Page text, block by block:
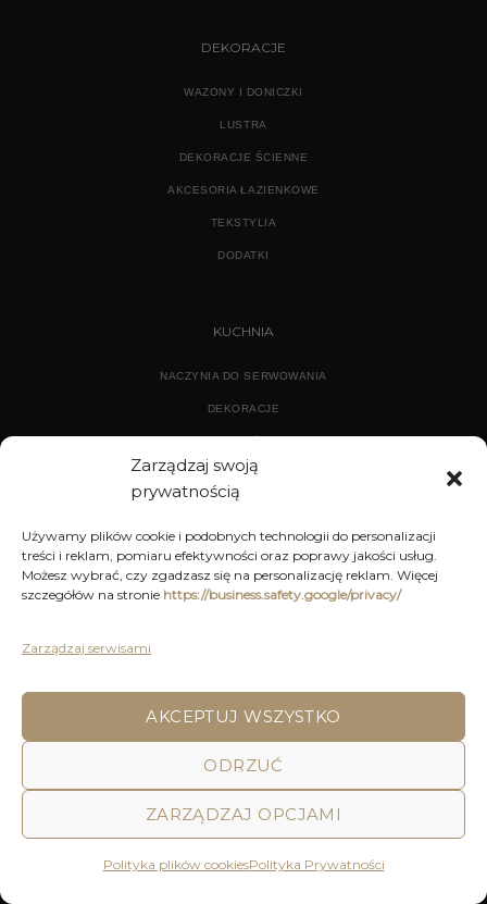
Zarządzaj swoją
prywatnością
Używamy plików cookie i podobnych technologii do personalizacji
treści i reklam, pomiaru efektywności oraz poprawy jakości usług.
Możesz wybrać, czy zgadzasz się na personalizację reklam. Więcej
szczegółów na stronie https://business.safety.google/privacy/
Zarządzaj serwisami
AKCEPTUJ WSZYSTKO
ODRZUĆ
ZARZĄDZAJ OPCJAMI
Polityka plików cookiesPolityka Prywatności
DEKORACJE
WAZONY I DONICZKI
LUSTRA
DEKORACJE ŚCIENNE
AKCESORIA ŁAZIENKOWE
TEKSTYLIA
DODATKI
KUCHNIA
NACZYNIA DO SERWOWANIA
DEKORACJE
DEKORACJE
KUCHNIA
POLITYKA PRYWATNOŚCI
REGULAMIN SKLEPU ON-LINE
DECOR AND YOU
Decor & You | Home Decorations | Home Accessories |
Shark Media